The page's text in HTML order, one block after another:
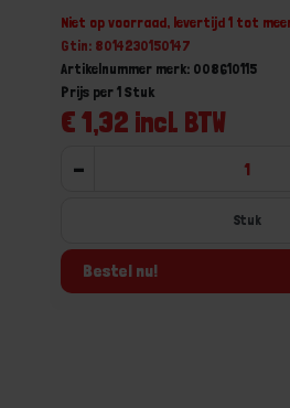
Niet op voorraad, levertijd 1 tot
Gtin: 8014230150147
Artikelnummer merk: 008610115
€ 1,32 incl. BTW
Prijs per 1 Stuk
-
Stuk
Bestel nu!